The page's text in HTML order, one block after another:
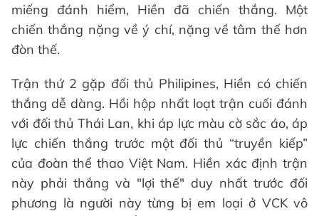
miếng đánh hiểm, Hiền đã chiến thắng. Một
chiến thắng nặng về ý chí, nặng về tâm thế hơn
đòn thế.
Trận thứ 2 gặp đối thủ Philipines, Hiền có chiến
thắng dễ dàng. Hồi hộp nhất loạt trận cuối đánh
với đối thủ Thái Lan, khi áp lực màu cờ sắc áo, áp
lực chiến thắng trước một đối thủ “truyền kiếp”
của đoàn thể thao Việt Nam. Hiền xác định trận
này phải thắng và "lợi thế" duy nhất trước đối
phương là người này từng bị em loại ở VCK vô